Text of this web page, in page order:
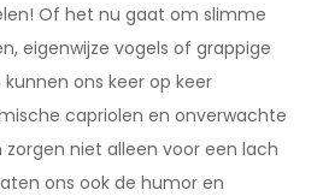
Of het nu gaat om slimme
eigenwijze vogels of grappige
ons keer op keer
capriolen en onverwachte
zorgen niet alleen voor een lach
ons ook de humor en